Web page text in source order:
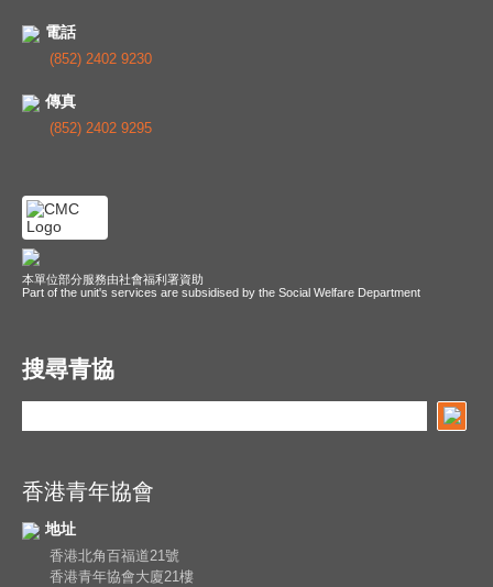
電話
(852) 2402 9230
傳真
(852) 2402 9295
本單位部分服務由社會福利署資助
Part of the unit's services are subsidised by the Social Welfare Department
搜尋青協
香港青年協會
地址
香港北角百福道21號
香港青年協會大廈21樓